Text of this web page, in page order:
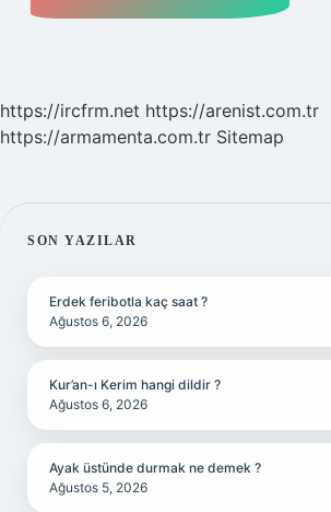
https://ircfrm.net https://arenist.com.tr
https://armamenta.com.tr Sitemap
SIDEBAR
SON YAZILAR
Erdek feribotla kaç saat ?
Ağustos 6, 2026
Kur’an-ı Kerim hangi dildir ?
Ağustos 6, 2026
Ayak üstünde durmak ne demek ?
Ağustos 5, 2026